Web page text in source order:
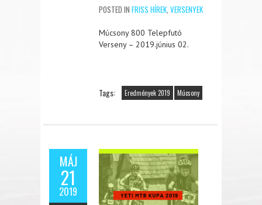
POSTED IN FRISS HÍREK, VERSENYEK
Múcsony 800 Telepfutó
Verseny – 2019.június 02.
Tags: Eredmények 2019 Múcsony
MÁJ
21
2019